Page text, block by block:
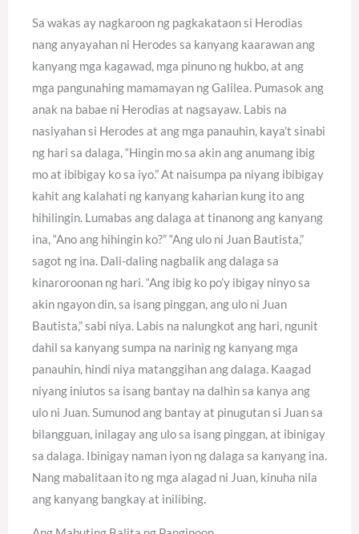
Sa wakas ay nagkaroon ng pagkakataon si Herodias
nang anyayahan ni Herodes sa kanyang kaarawan ang
kanyang mga kagawad, mga pinuno ng hukbo, at ang
mga pangunahing mamamayan ng Galilea. Pumasok ang
anak na babae ni Herodias at nagsayaw. Labis na
nasiyahan si Herodes at ang mga panauhin, kaya’t sinabi
ng hari sa dalaga, “Hingin mo sa akin ang anumang ibig
mo at ibibigay ko sa iyo.” At naisumpa pa niyang ibibigay
kahit ang kalahati ng kanyang kaharian kung ito ang
hihilingin. Lumabas ang dalaga at tinanong ang kanyang
ina, “Ano ang hihingin ko?” “Ang ulo ni Juan Bautista,”
sagot ng ina. Dali-daling nagbalik ang dalaga sa
kinaroroonan ng hari. “Ang ibig ko po’y ibigay ninyo sa
akin ngayon din, sa isang pinggan, ang ulo ni Juan
Bautista,” sabi niya. Labis na nalungkot ang hari, ngunit
dahil sa kanyang sumpa na narinig ng kanyang mga
panauhin, hindi niya matanggihan ang dalaga. Kaagad
niyang iniutos sa isang bantay na dalhin sa kanya ang
ulo ni Juan. Sumunod ang bantay at pinugutan si Juan sa
bilangguan, inilagay ang ulo sa isang pinggan, at ibinigay
sa dalaga. Ibinigay naman iyon ng dalaga sa kanyang ina.
Nang mabalitaan ito ng mga alagad ni Juan, kinuha nila
ang kanyang bangkay at inilibing.